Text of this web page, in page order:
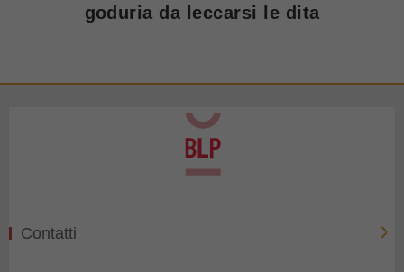
goduria da leccarsi le dita
Contatti